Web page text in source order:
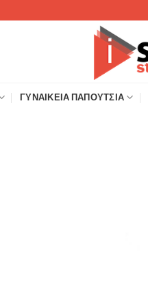
ΓΥΝΑΙΚΕΊΑ ΠΑΠΟΎΤΣΙΑ